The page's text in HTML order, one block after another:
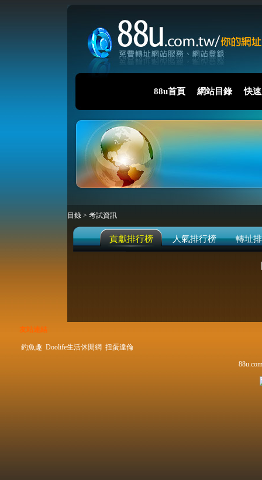
88u首頁 網站目錄 快
目錄 > 考試資訊
貢獻排行榜 人氣排行榜 轉址
友站連結
釣魚趣 Doolife生活休閒網 扭蛋達倫